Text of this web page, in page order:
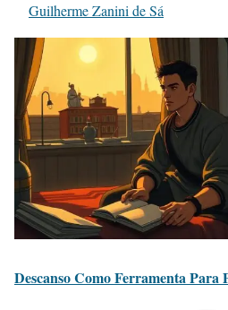
Guilherme Zanini de Sá
Descanso Como Ferramenta Para